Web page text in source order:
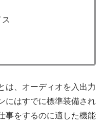
は、オーディオを入出力
にはすでに標準装備され
事をするのに適した機能